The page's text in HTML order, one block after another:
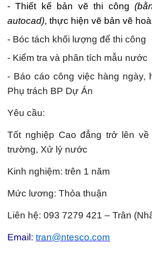
- Thiết kế bản vẽ thi công
autocad), thực hiện vẽ bản vẽ
- Bóc tách khối lượng để thi công
- Kiểm tra và phân tích mẫu nước
- Báo cáo công việc hàng ngày,
Phụ trách BP Dự Án
Yêu cầu:
Tốt nghiệp Cao đẳng trở lên về
trường, Xử lý nước
Kinh nghiệm: trên 1 năm
Mức lương: Thỏa thuận
Liên hệ: 093 7279 421 – Trân
Email: tran@ntesco.com